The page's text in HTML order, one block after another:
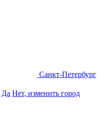
Санкт-Петербург
Да Нет, изменить город